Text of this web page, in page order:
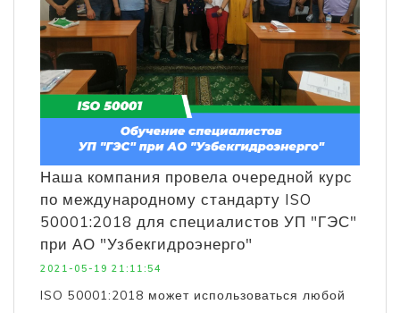
Наша компания провела очередной курс
по международному стандарту ISO
50001:2018 для специалистов УП "ГЭС"
при АО "Узбекгидроэнерго"
2021-05-19 21:11:54
ISO 50001:2018 может использоваться любой